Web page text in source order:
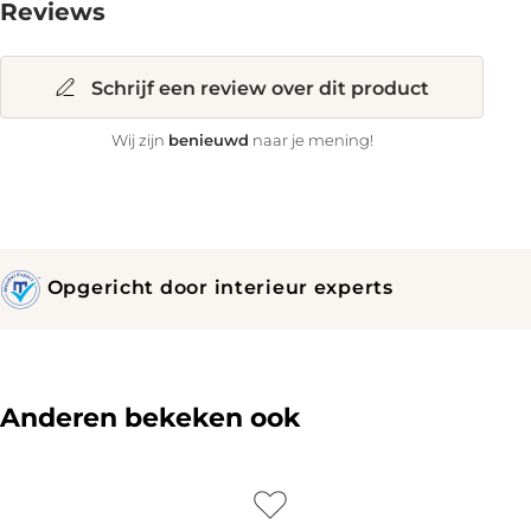
Reviews
Schrijf een review over dit product
Wij zijn benieuwd naar je mening!
Opgericht door interieur experts
Anderen bekeken ook